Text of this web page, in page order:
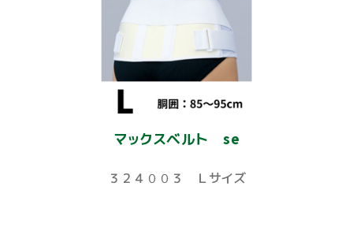
マックスベルト se
３２４００３ Ｌサイズ